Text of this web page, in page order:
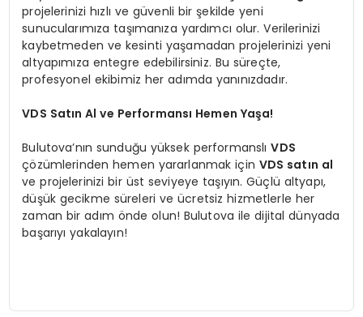
projelerinizi hızlı ve güvenli bir şekilde yeni
sunucularımıza taşımanıza yardımcı olur. Verilerinizi
kaybetmeden ve kesinti yaşamadan projelerinizi yeni
altyapımıza entegre edebilirsiniz. Bu süreçte,
profesyonel ekibimiz her adımda yanınızdadır.
VDS Satın Al ve Performansı Hemen Yaşa!
Bulutova’nın sunduğu yüksek performanslıVDS
çözümlerinden hemen yararlanmak için VDS satın al
ve projelerinizi bir üst seviyeye taşıyın. Güçlü altyapı,
düşük gecikme süreleri ve ücretsiz hizmetlerle her
zaman bir adım önde olun! Bulutova ile dijital dünyada
başarıyı yakalayın!